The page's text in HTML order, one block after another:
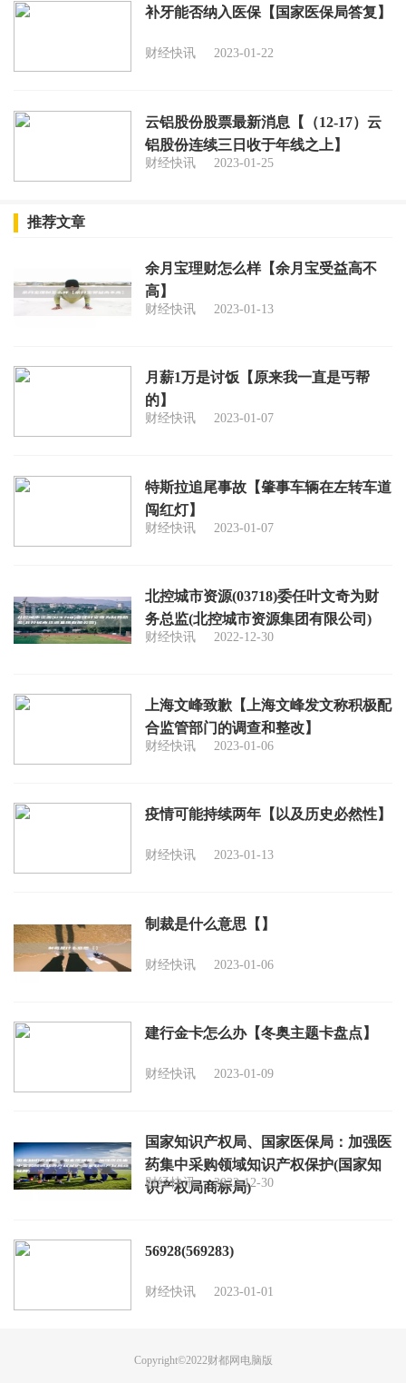
补牙能否纳入医保【国家医保局答复】
财经快讯 2023-01-22
云铝股份股票最新消息【（12-17）云
铝股份连续三日收于年线之上】
财经快讯 2023-01-25
推荐文章
余月宝理财怎么样【余月宝受益高不
高】
财经快讯 2023-01-13
月薪1万是讨饭【原来我一直是丐帮
的】
财经快讯 2023-01-07
特斯拉追尾事故【肇事车辆在左转车道
闯红灯】
财经快讯 2023-01-07
北控城市资源(03718)委任叶文奇为财
务总监(北控城市资源集团有限公司)
财经快讯 2022-12-30
上海文峰致歉【上海文峰发文称积极配
合监管部门的调查和整改】
财经快讯 2023-01-06
疫情可能持续两年【以及历史必然性】
财经快讯 2023-01-13
制裁是什么意思【】
财经快讯 2023-01-06
建行金卡怎么办【冬奥主题卡盘点】
财经快讯 2023-01-09
国家知识产权局、国家医保局：加强医
药集中采购领域知识产权保护(国家知
识产权局商标局)
财经快讯 2022-12-30
56928(569283)
财经快讯 2023-01-01
Copyright©2022财都网 电脑版